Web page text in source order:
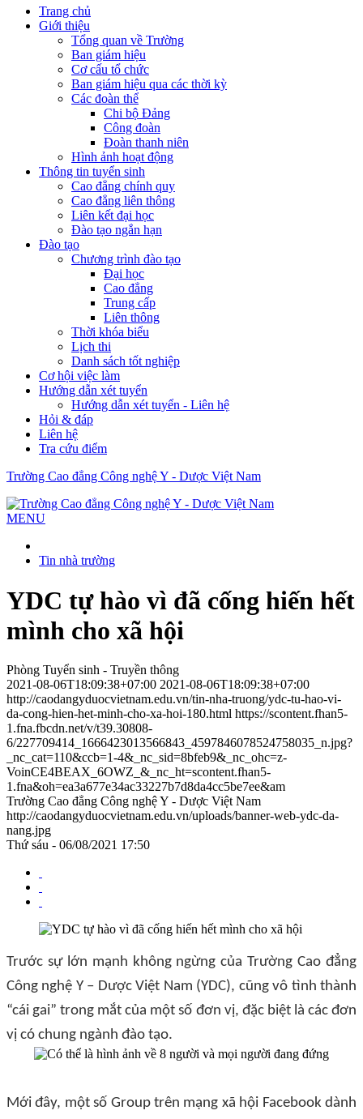
Trang chủ
Giới thiệu
Tổng quan về Trường
Ban giám hiệu
Cơ cấu tổ chức
Ban giám hiệu qua các thời kỳ
Các đoàn thể
Chi bộ Đảng
Công đoàn
Đoàn thanh niên
Hình ảnh hoạt động
Thông tin tuyển sinh
Cao đẳng chính quy
Cao đẳng liên thông
Liên kết đại học
Đào tạo ngắn hạn
Đào tạo
Chương trình đào tạo
Đại học
Cao đẳng
Trung cấp
Liên thông
Thời khóa biểu
Lịch thi
Danh sách tốt nghiệp
Cơ hội việc làm
Hướng dẫn xét tuyển
Hướng dẫn xét tuyển - Liên hệ
Hỏi & đáp
Liên hệ
Tra cứu điểm
Trường Cao đẳng Công nghệ Y - Dược Việt Nam
MENU
Tin nhà trường
YDC tự hào vì đã cống hiến hết
mình cho xã hội
Phòng Tuyển sinh - Truyền thông
2021-08-06T18:09:38+07:00 2021-08-06T18:09:38+07:00
http://caodangyduocvietnam.edu.vn/tin-nha-truong/ydc-tu-hao-vi-
da-cong-hien-het-minh-cho-xa-hoi-180.html https://scontent.fhan5-
1.fna.fbcdn.net/v/t39.30808-
6/227709414_1666423013566843_4597846078524758035_n.jpg?
_nc_cat=110&ccb=1-4&_nc_sid=8bfeb9&_nc_ohc=z-
VoinCE4BEAX_6OWZ_&_nc_ht=scontent.fhan5-
1.fna&oh=ea3a677e34ac33227b7d8da4cc5be7ee&am
Trường Cao đẳng Công nghệ Y - Dược Việt Nam
http://caodangyduocvietnam.edu.vn/uploads/banner-web-ydc-da-
nang.jpg
Thứ sáu - 06/08/2021 17:50
Trước sự lớn mạnh không ngừng của Trường Cao đẳng
Công nghệ Y – Dược Việt Nam (YDC), cũng vô tình thành
“cái gai” trong mắt của một số đơn vị, đặc biệt là các đơn
vị có chung ngành đào tạo.
Mới đây, một số Group trên mạng xã hội Facebook dành